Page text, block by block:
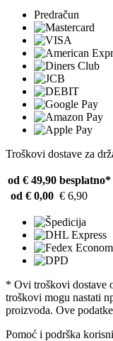
Predračun
Troškovi dostave za
od € 49,90 besplatno*
od € 0,00 € 6,90
* Ovi troškovi dostave
troškovi mogu nastati
proizvoda. Ove
Pomoć i podrška